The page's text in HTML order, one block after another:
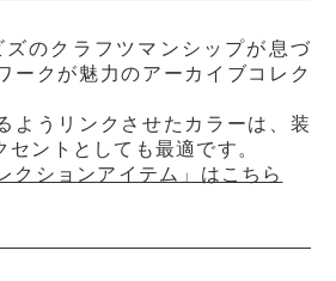
のクラフツマンシップが息づ
ークが魅力のアーカイブコレク
ようリンクさせたカラーは、装
ントとしても最適です。
クションアイテム」はこちら